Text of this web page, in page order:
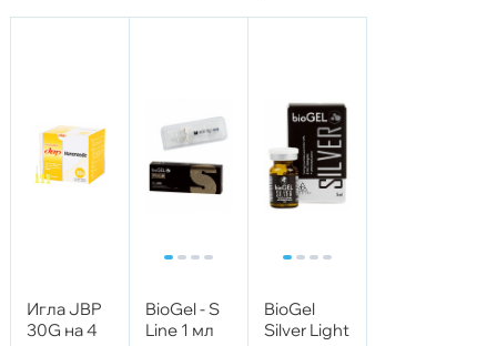
Игла JBP
30G на 4
BioGel - S
Line 1 мл
BioGel
Silver Light